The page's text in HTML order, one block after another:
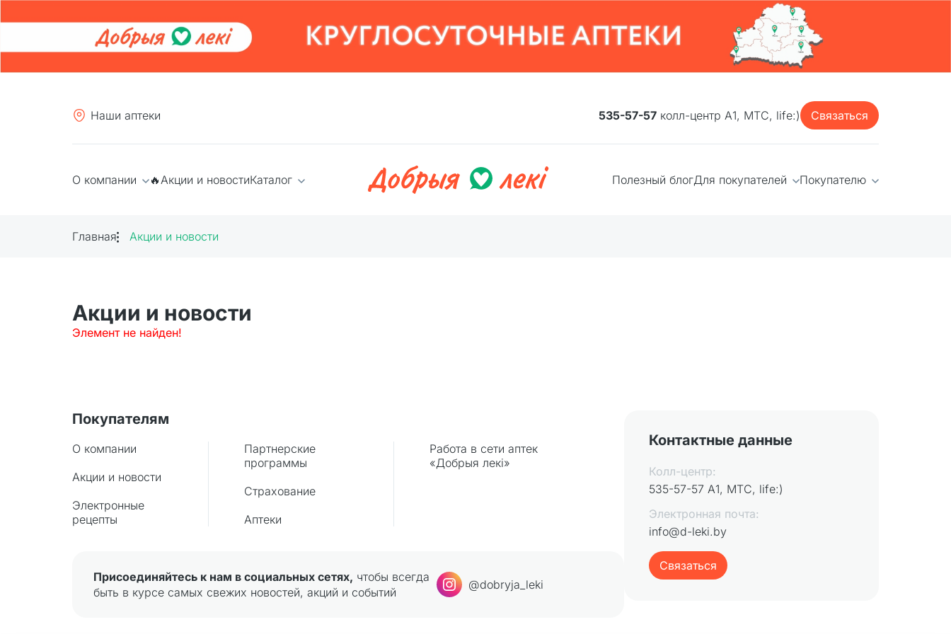
Наши аптеки 535-57-57 колл-центр А1, МТС, life:) Связаться
О компании 🔥Акции и новостиКаталог Полезный блогДля покупателей Покупателю
Главная Акции и новости
Акции и новости
Элемент не найден!
Покупателям
О компании
Акции и новости
Электронные
рецепты
Партнерские
программы
Страхование
Аптеки
Работа в сети аптек
«Добрыя лекi»
Присоединяйтесь к нам в социальных сетях, чтобы всегда
быть в курсе самых свежих новостей, акций и событий
@dobryja_leki
Контактные данные
Колл-центр:
535-57-57 А1, МТС, life:)
Электронная почта:
info@d-leki.by
Связаться